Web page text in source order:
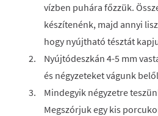
vízben puhára főzzük.
készítenénk, majd annyi
hogy nyújtható tésztát
Nyújtódeszkán 4-5 mm
és négyzeteket vágunk
Mindegyik négyzetre
Megszórjuk egy kis